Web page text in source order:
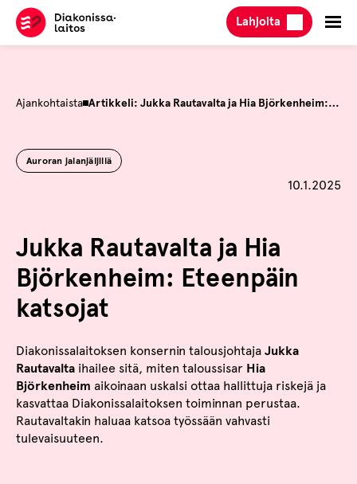
Hyppää
sisältöön
Lahjoita
Ajankohtaista Artikkeli: Jukka Rautavalta ja Hia Björkenheim: Eteenpäin katsojat
Auroran jalanjäljillä
Julkaistu
10.1.2025
Jukka Rautavalta ja Hia
Björkenheim: Eteenpäin
katsojat
Diakonissalaitoksen konsernin talousjohtaja Jukka
Rautavalta ihailee sitä, miten taloussisar Hia
Björkenheim aikoinaan uskalsi ottaa hallittuja riskejä ja
kasvattaa Diakonissalaitoksen toiminnan perustaa.
Rautavaltakin haluaa katsoa työssään vahvasti
tulevaisuuteen.